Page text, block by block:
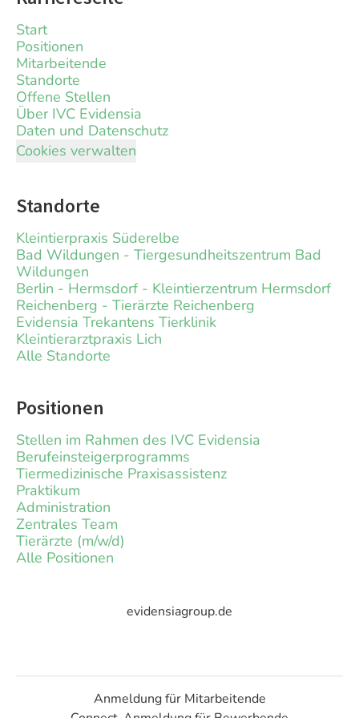
Start
Positionen
Mitarbeitende
Standorte
Offene Stellen
Über IVC Evidensia
Daten und Datenschutz
Cookies verwalten
Standorte
Kleintierpraxis Süderelbe
Bad Wildungen - Tiergesundheitszentrum Bad
Wildungen
Berlin - Hermsdorf - Kleintierzentrum Hermsdorf
Reichenberg - Tierärzte Reichenberg
Evidensia Trekantens Tierklinik
Kleintierarztpraxis Lich
Alle Standorte
Positionen
Stellen im Rahmen des IVC Evidensia
Berufeinsteigerprogramms
Tiermedizinische Praxisassistenz
Praktikum
Administration
Zentrales Team
Tierärzte (m/w/d)
Alle Positionen
evidensiagroup.de
Anmeldung für Mitarbeitende